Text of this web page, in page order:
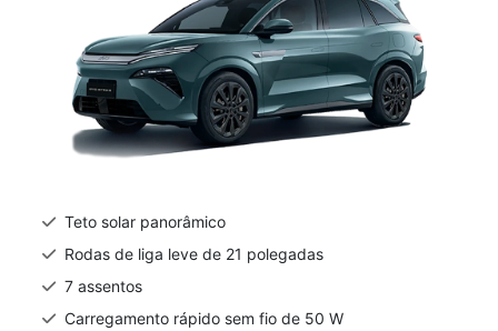
Teto solar panorâmico
Rodas de liga leve de 21 polegadas
7 assentos
Carregamento rápido sem fio de 50 W